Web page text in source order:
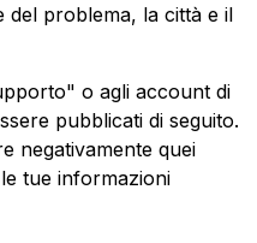
del problema, la città e il
o agli account di
pubblicati di seguito.
negativamente quei
tue informazioni